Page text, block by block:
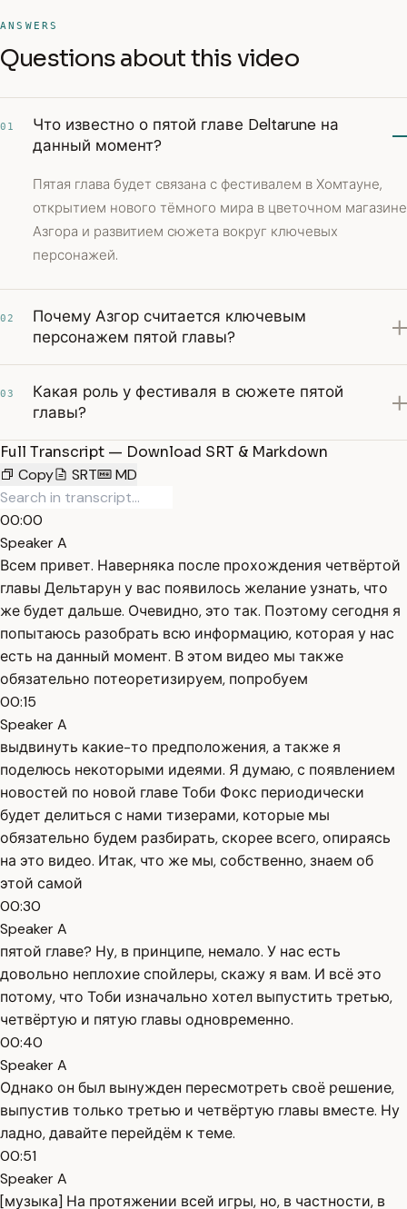
ANSWERS
Questions about this video
01
Что известно о пятой главе Deltarune на
данный момент?
Пятая глава будет связана с фестивалем в Хомтауне,
открытием нового тёмного мира в цветочном магазине
Азгора и развитием сюжета вокруг ключевых
персонажей.
02
Почему Азгор считается ключевым
персонажем пятой главы?
03
Какая роль у фестиваля в сюжете пятой
главы?
Full Transcript — Download SRT & Markdown
Copy
SRT MD
00:00
Speaker A
Всем привет. Наверняка после прохождения четвёртой
главы Дельтарун у вас появилось желание узнать, что
же будет дальше. Очевидно, это так. Поэтому сегодня я
попытаюсь разобрать всю информацию, которая у нас
есть на данный момент. В этом видео мы также
обязательно потеоретизируем, попробуем
00:15
Speaker A
выдвинуть какие-то предположения, а также я
поделюсь некоторыми идеями. Я думаю, с появлением
новостей по новой главе Тоби Фокс периодически
будет делиться с нами тизерами, которые мы
обязательно будем разбирать, скорее всего, опираясь
на это видео. Итак, что же мы, собственно, знаем об
этой самой
00:30
Speaker A
пятой главе? Ну, в принципе, немало. У нас есть
довольно неплохие спойлеры, скажу я вам. И всё это
потому, что Тоби изначально хотел выпустить третью,
четвёртую и пятую главы одновременно.
00:40
Speaker A
Однако он был вынужден пересмотреть своё решение,
выпустив только третью и четвёртую главы вместе. Ну
ладно, давайте перейдём к теме.
00:51
Speaker A
[музыка] На протяжении всей игры, но, в частности, в